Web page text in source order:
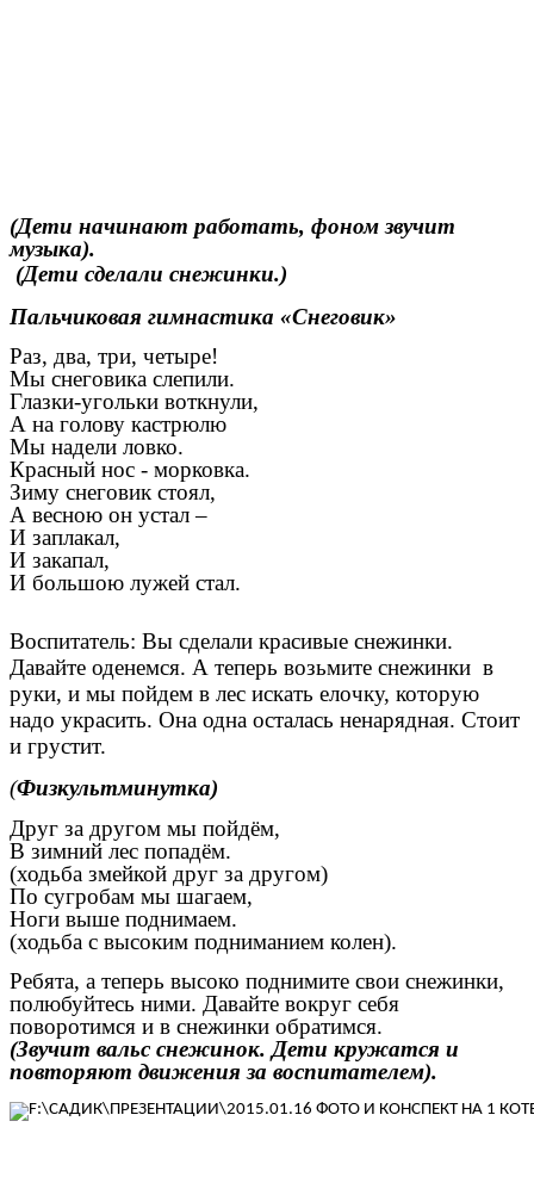
(Дети начинают работать, фоном звучит
музыка).
(Дети сделали снежинки.)
Пальчиковая гимнастика «Снеговик»
Раз, два, три, четыре!
Мы снеговика слепили.
Глазки-угольки воткнули,
А на голову кастрюлю
Мы надели ловко.
Красный нос - морковка.
Зиму снеговик стоял,
А весною он устал –
И заплакал,
И закапал,
И большою лужей стал.
Воспитатель: Вы сделали красивые снежинки.
Давайте оденемся. А теперь возьмите снежинки в
руки, и мы пойдем в лес искать елочку, которую
надо украсить. Она одна осталась ненарядная. Стоит
и грустит.
(Физкультминутка)
Друг за другом мы пойдём,
В зимний лес попадём.
(ходьба змейкой друг за другом)
По сугробам мы шагаем,
Ноги выше поднимаем.
(ходьба с высоким подниманием колен).
Ребята, а теперь высоко поднимите свои снежинки,
полюбуйтесь ними. Давайте вокруг себя
поворотимся и в снежинки обратимся.
(Звучит вальс снежинок. Дети кружатся и
повторяют движения за воспитателем).